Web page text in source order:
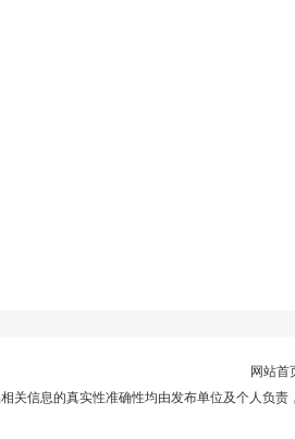
网站首
关信息的真实性准确性均由发布单位及个人负